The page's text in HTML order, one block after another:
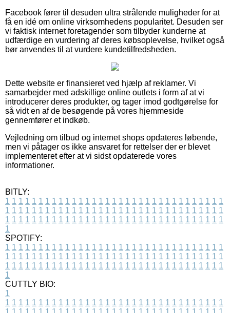
Facebook fører til desuden ultra strålende muligheder for at
få en idé om online virksomhedens popularitet. Desuden ser
vi faktisk internet foretagender som tilbyder kunderne at
udfærdige en vurdering af deres købsoplevelse, hvilket også
bør anvendes til at vurdere kundetilfredsheden.
Dette website er finansieret ved hjælp af reklamer. Vi
samarbejder med adskillige online outlets i form af at vi
introducerer deres produkter, og tager imod godtgørelse for
så vidt en af de besøgende på vores hjemmeside
gennemfører et indkøb.
Vejledning om tilbud og internet shops opdateres løbende,
men vi påtager os ikke ansvaret for rettelser der er blevet
implementeret efter at vi sidst opdaterede vores
informationer.
BITLY:
1 1 1 1 1 1 1 1 1 1 1 1 1 1 1 1 1 1 1 1 1 1 1 1 1 1 1 1 1 1 1 1 1
1 1 1 1 1 1 1 1 1 1 1 1 1 1 1 1 1 1 1 1 1 1 1 1 1 1 1 1 1 1 1 1 1
1 1 1 1 1 1 1 1 1 1 1 1 1 1 1 1 1 1 1 1 1 1 1 1 1 1 1 1 1 1 1 1 1
1
SPOTIFY:
1 1 1 1 1 1 1 1 1 1 1 1 1 1 1 1 1 1 1 1 1 1 1 1 1 1 1 1 1 1 1 1 1
1 1 1 1 1 1 1 1 1 1 1 1 1 1 1 1 1 1 1 1 1 1 1 1 1 1 1 1 1 1 1 1 1
1 1 1 1 1 1 1 1 1 1 1 1 1 1 1 1 1 1 1 1 1 1 1 1 1 1 1 1 1 1 1 1 1
1
CUTTLY BIO:
1
1 1 1 1 1 1 1 1 1 1 1 1 1 1 1 1 1 1 1 1 1 1 1 1 1 1 1 1 1 1 1 1 1